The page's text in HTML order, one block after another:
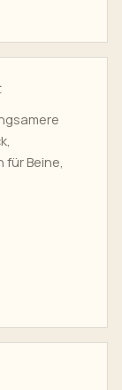
Beine,